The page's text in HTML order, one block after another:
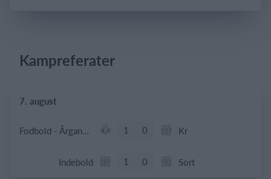
Kampreferater
7. august
Fodbold - Årgang 2014 1 0 Kr
Indebold 1 0 Sort